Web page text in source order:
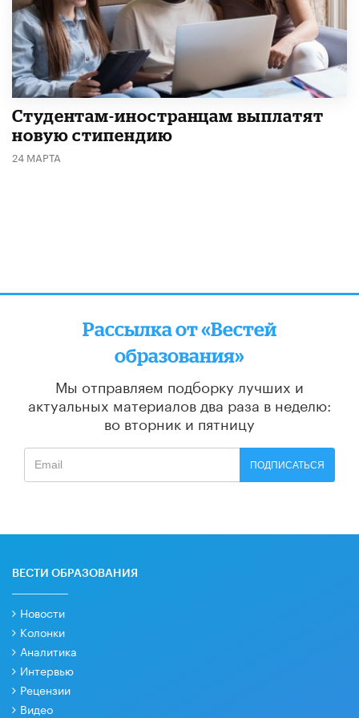
Студентам-иностранцам выплатят
новую стипендию
24 МАРТА
Рассылка от «Вестей
образования»
Мы отправляем подборку лучших и
актуальных материалов два раза в неделю:
во вторник и пятницу
ПОДПИСАТЬСЯ
ВЕСТИ ОБРАЗОВАНИЯ
Новости
Колонки
Аналитика
Интервью
Рецензии
Видео